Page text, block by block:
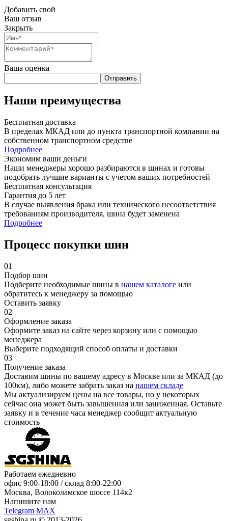
Добавить свой
Ваш отзыв
Закрыть
Ваша оценка
Отправить
Наши преимущества
Бесплатная доставка
В пределах МКАД или до пункта транспортной компании на
собственном транспортном средстве
Подробнее
Экономим ваши деньги
Наши менеджеры хорошо разбираются в шинах и готовы
подобрать лучшие варианты с учетом ваших потребностей
Бесплатная консультация
Гарантия до 5 лет
В случае выявления брака или технического несоответствия
требованиям производителя, шина будет заменена
Подробнее
Процесс покупки шин
01
Подбор шин
Подберите необходимые шины в нашем каталоге или
обратитесь к менеджеру за помощью
Оставить заявку
02
Оформление заказа
Оформите заказ на сайте через корзину или с помощью
менеджера
Выберите подходящий способ оплаты и доставки
03
Получение заказа
Доставим шины по вашему адресу в Москве или за МКАД (до
100км), либо можете забрать заказ на нашем складе
Мы актуализируем цены на все товары, но у некоторых
сейчас она может быть завышенная или заниженная. Оставьте
заявку и в течение часа менеджер сообщит актуальную
стоимость
Работаем ежедневно
офис 9:00-18:00 / склад 8:00-22:00
Москва, Волоколамское шоссе 114к2
Напишите нам
Telegram MAX